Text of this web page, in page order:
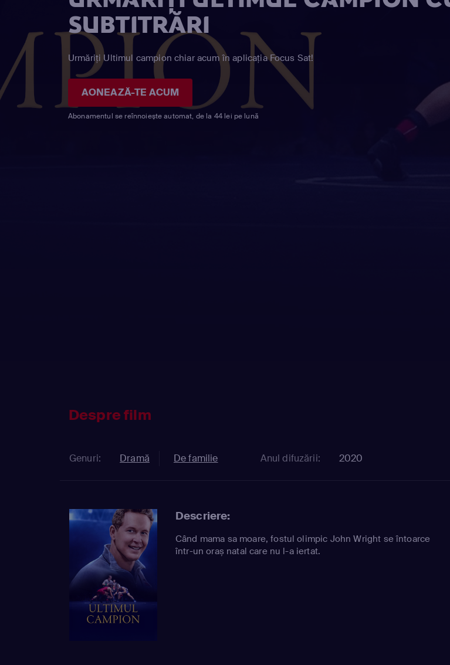
SUBTITRĂRI
Urmăriți Ultimul campion chiar acum în aplicația Focus Sat!
AONEAZĂ-TE ACUM
Abonamentul se reînnoiește automat, de la 44 lei pe lună
Despre film
Genuri: Dramă De familie Anul difuzării: 2020
Descriere:
Când mama sa moare, fostul olimpic John Wright se întoarce
într-un oraș natal care nu l-a iertat.